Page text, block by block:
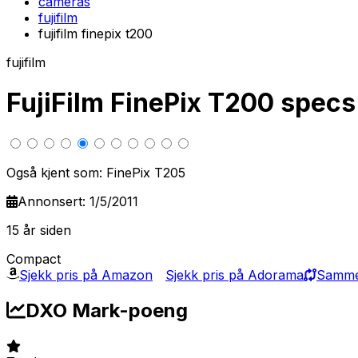
fujifilm
fujifilm finepix t200
fujifilm
FujiFilm FinePix T200
Også kjent som: FinePix T205
Annonsert: 1/5/2011
15 år siden
Compact
Sjekk pris på Amazon
Sjekk pris på Adorama
DXO Mark-poeng